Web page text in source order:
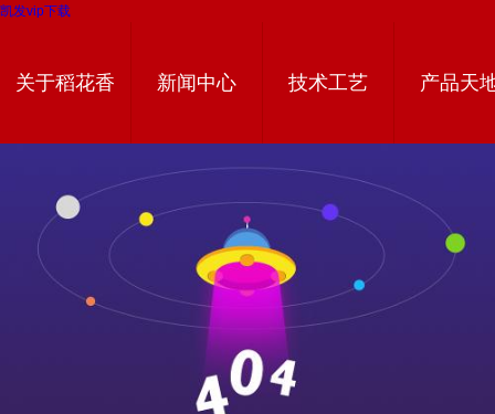
凯发vip下载
关于稻花香 新闻中心 技术工艺 产品天